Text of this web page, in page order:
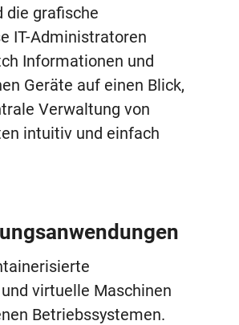
die grafische
IT-Administratoren
Informationen und
Geräte auf einen Blick,
Verwaltung von
intuitiv und einfach
virtuelle Maschinen
Betriebssystemen.